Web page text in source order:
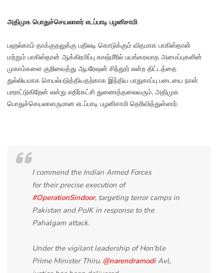
அதிமுக பொதுச்செயலாளர் எடப்பாடி பழனிசாமி
பஹல்காம் தாக்குதலுக்கு பதிலடி கொடுக்கும் விதமாக பாகிஸ்தான்
மற்றும் பாகிஸ்தான் ஆக்கிரமிப்பு காஷ்மீரில் பயங்கரவாத அமைப்புகளின்
முகாம்களை குறிவைத்து ஆபரேஷன் சிந்தூர் என்ற திட்டத்தை
துல்லியமாக செயல்படுத்தியதற்காக இந்திய பாதுகாப்பு படையை நான்
பாராட்டுகிறேன் என்று எதிர்கட்சி துணைத்தலைவரும், அதிமுக
பொதுச்செயலாளருமான எடப்பாடி பழனிசாமி தெரிவித்துள்ளார்.
I commend the Indian Armed Forces
for their precise execution of
#OperationSindoor, targeting terror camps in
Pakistan and PoJK in response to the
Pahalgam attack.
Under the vigilant leadership of Hon'ble
Prime Minister Thiru. @narendramodiAvl,